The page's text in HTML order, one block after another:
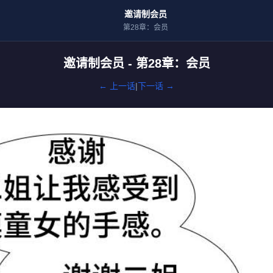
邀请制会员
第28章：会员
邀请制会员 - 第28章：会员
← 上一话|下一话 →